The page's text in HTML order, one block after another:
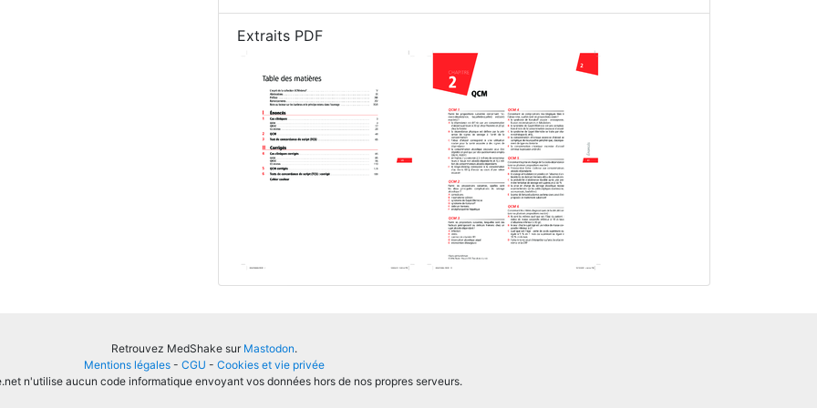
Extraits PDF
Retrouvez MedShake sur Mastodon.
Mentions légales - CGU - Cookies et vie privée
n'utilise aucun code informatique envoyant vos données hors de nos propres serveurs.